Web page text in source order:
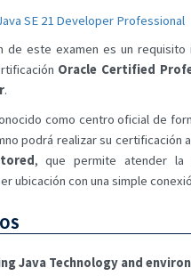
SE 21 Developer Professional
de este examen es un requisito
Oracle Certified
.
como centro oficial de
podrá realizar su certificación
, que permite atender la
ubicación con una simple
Java Technology and